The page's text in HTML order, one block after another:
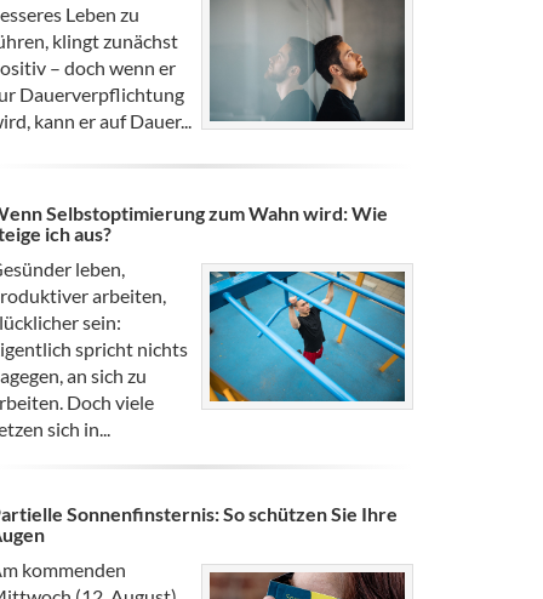
Leben zu
klingt zunächst
– doch wenn er
Dauerverpflichtung
kann er auf Dauer...
Selbstoptimierung zum Wahn wird: Wie
ich aus?
leben,
arbeiten,
sein:
spricht nichts
an sich zu
Doch viele
sich in...
Sonnenfinsternis: So schützen Sie Ihre
kommenden